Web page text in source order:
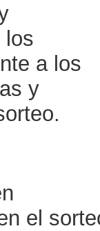
los
a los
y
el